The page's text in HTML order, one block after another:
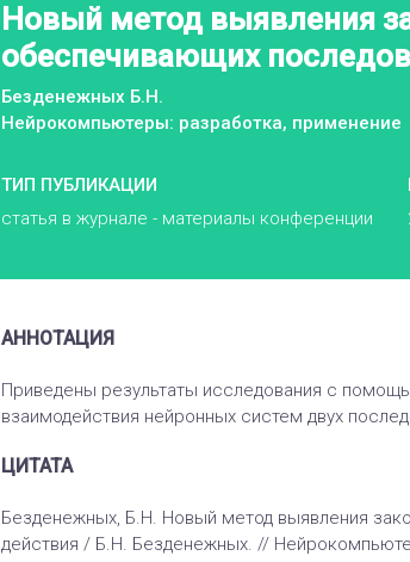
Новый метод выявления
обеспечивающих
Безденежных Б.Н.
Нейрокомпьютеры: разработка, применение
ТИП ПУБЛИКАЦИИ
статья в журнале - материалы конференции
АННОТАЦИЯ
Приведены результаты исследования с
взаимодействия нейронных систем двух
ЦИТАТА
Безденежных, Б.Н. Новый метод выявления
действия / Б.Н. Безденежных. //